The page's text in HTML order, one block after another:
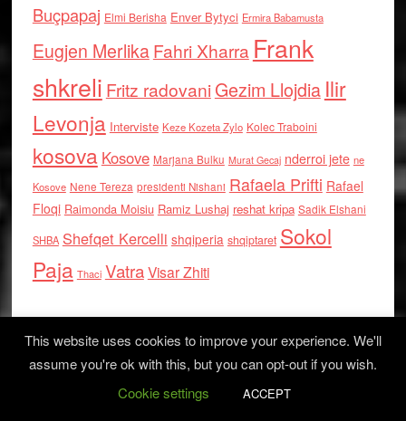
Buçpapaj Elmi Berisha Enver Bytyci Ermira Babamusta
Eugjen MerlikaFahri Xharra Frank
shkreli Fritz radovaniGezim Llojdia Ilir
Levonja Interviste Keze Kozeta Zylo Kolec Traboini
kosova Kosove Marjana Bulku Murat Gecaj nderroi jete ne
Kosove Nene Tereza presidenti Nishani Rafaela Prifti Rafael
Floqi Raimonda Moisiu Ramiz Lushaj reshat kripa Sadik Elshani
SHBA Shefqet Kercelli shqiperia shqiptaret Sokol
Paja Thaci VatraVisar Zhiti
Log in
This website uses cookies to improve your experience. We'll
assume you're ok with this, but you can opt-out if you wish.
Cookie settings
ACCEPT